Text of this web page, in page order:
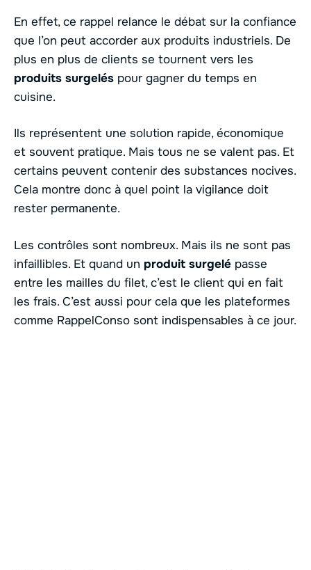
En effet, ce rappel relance le débat sur la confiance
que l’on peut accorder aux produits industriels. De
plus en plus de clients se tournent vers les
produits surgelés pour gagner du temps en
cuisine.
Ils représentent une solution rapide, économique
et souvent pratique. Mais tous ne se valent pas. Et
certains peuvent contenir des substances nocives.
Cela montre donc à quel point la vigilance doit
rester permanente.
Les contrôles sont nombreux. Mais ils ne sont pas
infaillibles. Et quand un produit surgelé passe
entre les mailles du filet, c’est le client qui en fait
les frais. C’est aussi pour cela que les plateformes
comme RappelConso sont indispensables à ce jour.